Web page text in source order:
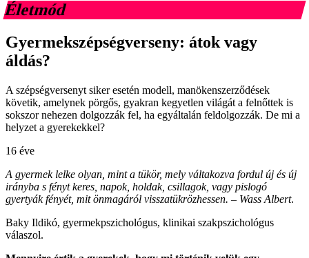
Életmód
Gyermekszépségverseny: átok vagy
áldás?
A szépségversenyt siker esetén modell, manökenszerződések
követik, amelynek pörgős, gyakran kegyetlen világát a felnőttek is
sokszor nehezen dolgozzák fel, ha egyáltalán feldolgozzák. De mi a
helyzet a gyerekekkel?
16 éve
A gyermek lelke olyan, mint a tükör, mely váltakozva fordul új és új
irányba s fényt keres, napok, holdak, csillagok, vagy pislogó
gyertyák fényét, mit önmagáról visszatükrözhessen. – Wass Albert.
Baky Ildikó, gyermekpszichológus, klinikai szakpszichológus
válaszol.